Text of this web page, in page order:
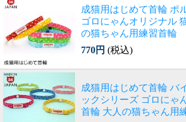
成猫用はじめて首輪 ポ
ゴロにゃんオリジナル
の猫ちゃん用練習首輪
770円 (税込)
成猫用はじめて首輪 バ
ックシリーズ ゴロにゃ
首輪 大人の猫ちゃん用